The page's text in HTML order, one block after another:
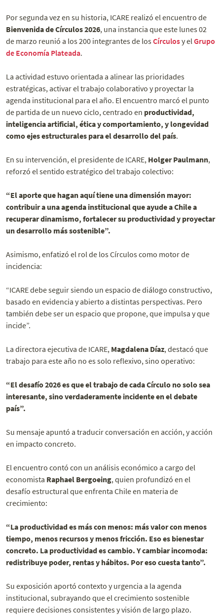
Por segunda vez en su historia, ICARE realizó el encuentro de
Bienvenida de Círculos 2026, una instancia que este lunes 02
de marzo reunió a los 200 integrantes de losCírculosy el Grupo
de Economía Plateada.
La actividad estuvo orientada a alinear las prioridades
estratégicas, activar el trabajo colaborativo y proyectar la
agenda institucional para el año. El encuentro marcó el punto
de partida de un nuevo ciclo, centrado en productividad,
inteligencia artificial, ética y comportamiento, y longevidad
como ejes estructurales para el desarrollo del país.
En su intervención, el presidente de ICARE, Holger Paulmann,
reforzó el sentido estratégico del trabajo colectivo:
“El aporte que hagan aquí tiene una dimensión mayor:
contribuir a una agenda institucional que ayude a Chile a
recuperar dinamismo, fortalecer su productividad y proyectar
un desarrollo más sostenible”.
Asimismo, enfatizó el rol de los Círculos como motor de
incidencia:
“ICARE debe seguir siendo un espacio de diálogo constructivo,
basado en evidencia y abierto a distintas perspectivas. Pero
también debe ser un espacio que propone, que impulsa y que
incide”.
La directora ejecutiva de ICARE, Magdalena Díaz, destacó que
trabajo para este año no es solo reflexivo, sino operativo:
“El desafío 2026 es que el trabajo de cada Círculo no solo sea
interesante, sino verdaderamente incidente en el debate
país”.
Su mensaje apuntó a traducir conversación en acción, y acción
en impacto concreto.
El encuentro contó con un análisis económico a cargo del
economista Raphael Bergoeing, quien profundizó en el
desafío estructural que enfrenta Chile en materia de
crecimiento:
“La productividad es más con menos: más valor con menos
tiempo, menos recursos y menos fricción. Eso es bienestar
concreto. La productividad es cambio. Y cambiar incomoda:
redistribuye poder, rentas y hábitos. Por eso cuesta tanto”.
Su exposición aportó contexto y urgencia a la agenda
institucional, subrayando que el crecimiento sostenible
requiere decisiones consistentes y visión de largo plazo.